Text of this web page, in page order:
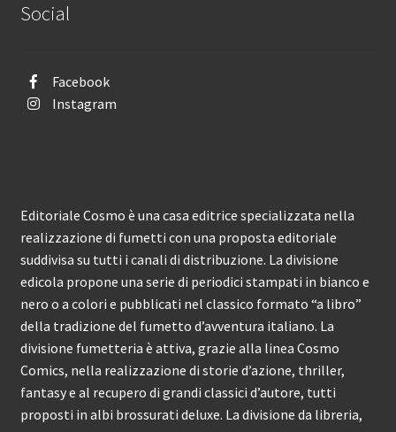
Social
Facebook
Instagram
Editoriale Cosmo è una casa editrice specializzata nella
realizzazione di fumetti con una proposta editoriale
suddivisa su tutti i canali di distribuzione. La divisione
edicola propone una serie di periodici stampati in bianco e
nero o a colori e pubblicati nel classico formato “a libro”
della tradizione del fumetto d’avventura italiano. La
divisione fumetteria è attiva, grazie alla linea Cosmo
Comics, nella realizzazione di storie d’azione, thriller,
fantasy e al recupero di grandi classici d’autore, tutti
proposti in albi brossurati deluxe. La divisione da libreria,